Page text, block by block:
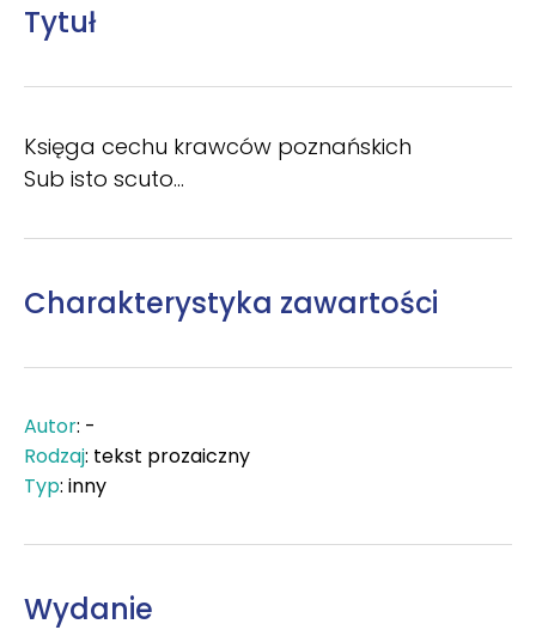
Tytuł
Księga cechu krawców poznańskich
Sub isto scuto...
Charakterystyka zawartości
Autor: -
Rodzaj: tekst prozaiczny
Typ: inny
Wydanie